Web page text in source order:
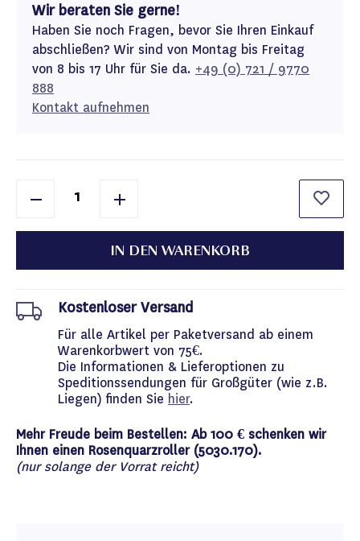
Wir beraten Sie gerne!
Haben Sie noch Fragen, bevor Sie Ihren Einkauf
abschließen? Wir sind von Montag bis Freitag
von 8 bis 17 Uhr für Sie da. +49 (0) 721 / 9770
888
Kontakt aufnehmen
IN DEN WARENKORB
Kostenloser Versand
Für alle Artikel per Paketversand ab einem
Warenkorbwert von 75€.
Die Informationen & Lieferoptionen zu
Speditionssendungen für Großgüter (wie z.B.
Liegen) finden Sie hier.
Mehr Freude beim Bestellen: Ab 100 € schenken wir
Ihnen einen Rosenquarzroller (5030.170).
(nur solange der Vorrat reicht)